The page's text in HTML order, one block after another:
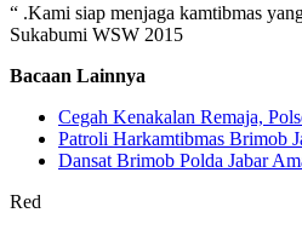
“ .Kami siap menjaga kamtibmas
Sukabumi WSW 2015
Bacaan Lainnya
Cegah Kenakalan Remaja,
Patroli Harkamtibmas Brimob
Dansat Brimob Polda Jabar
Red